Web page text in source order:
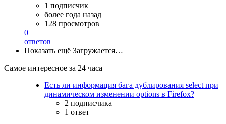
1 подписчик
более года назад
128 просмотров
0
ответов
Показать ещё Загружается…
Самое интересное за 24 часа
Есть ли информация бага дублирования select при
динамическом изменении options в Firefox?
2 подписчика
1 ответ